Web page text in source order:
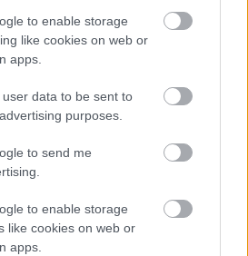
to enable storage
like cookies on web or
apps.
data to be sent to
purposes.
to send me
to enable storage
like cookies on web or
apps.
a hagyománytisztelet hol,
amit megtanultam, hogy
a közösség megőrzésében van
mint kerületi
Nagyon érdekes kulturális
a pletyka, ami a paraszti
a nők kiváltsága volt:
hálózat, amit
mivel a közügyekbe
emellett a társadalmi